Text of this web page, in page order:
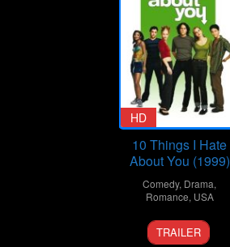
HD
10 Things I Hate
About You (1999)
Comedy, Drama,
Romance, USA
30
Mar
Gil
Junger
TRAILER